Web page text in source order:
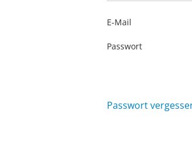
E-Mail
Passwort
Passwort